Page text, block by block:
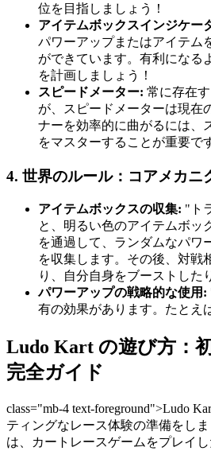
位を目指しましょう！
アイテムボックスインジケー
パワーアップまたはアイテム
ができています。有利になる
を計画しましょう！
スピードメーター: 常に存在
が、スピードメーターは現在
ナーを効率的に曲がるには、
をマスターすることが重要で
4. 世界のルール：コアメカニ
アイテムボックスの収集: "ト
と、明るい色のアイテムボッ
を通過して、ランダムなパワ
を収集します。その後、対戦
り、自分自身をブーストした
パワーアップの戦略的な使用:
有の効果があります。たとえ
Ludo Kart の遊び方：
完全ガイド
class="mb-4 text-foreground">Ludo
ティングなレース体験の準備をし
は、カートレースゲームをプレイ